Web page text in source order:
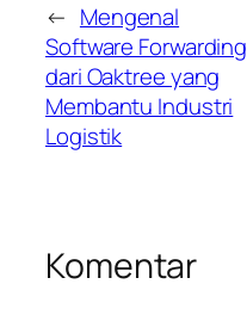
← Mengenal
Software Forwarding
dari Oaktree yang
Membantu Industri
Logistik
Komentar